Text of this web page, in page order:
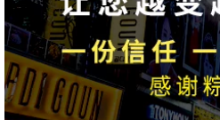
415,000
SNP động vật vương
quốc mặt nạ Hàn
Quốc tình yêu chính
hãng 12 hydrating
làm sáng da màu
trắng da Panda
hình hổ mặt nạ đất